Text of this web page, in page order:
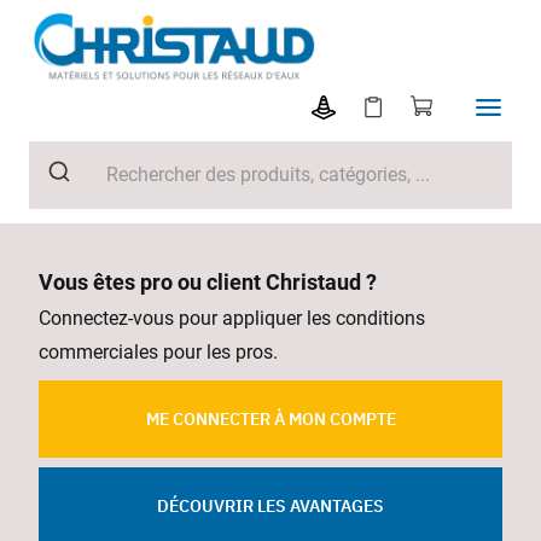
Vous êtes pro ou client Christaud ?
Connectez-vous pour appliquer les conditions
commerciales pour les pros.
ME CONNECTER À MON COMPTE
DÉCOUVRIR LES AVANTAGES